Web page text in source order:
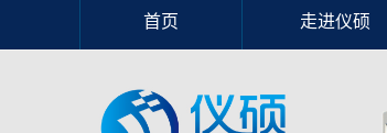
首页 走进仪硕